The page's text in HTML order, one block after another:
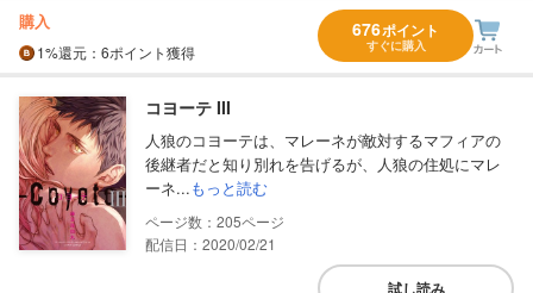
購入
1%還元 ：6ポイント獲得
676ポイント
すぐに購入
コヨーテ III
人狼のコヨーテは、マレーネが敵対するマフィアの
後継者だと知り別れを告げるが、人狼の住処にマレ
ーネ...もっと読む
205
配信日：2020/02/21
試し読み